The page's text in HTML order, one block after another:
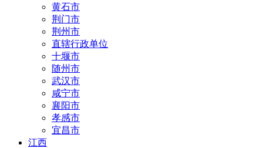
黄石市
荆门市
荆州市
直辖行政单位
十堰市
随州市
武汉市
咸宁市
襄阳市
孝感市
宜昌市
江西